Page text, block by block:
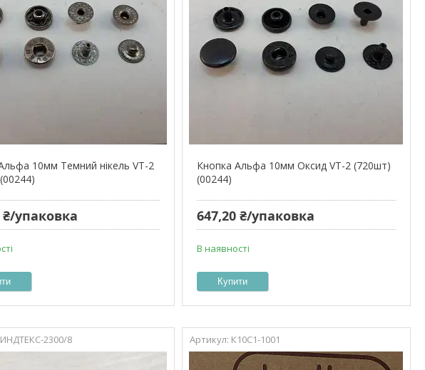
10мм Темний нікель VT-2
₴/упаковка
Кнопка Альфа 10мм Оксид VT-2 (720шт)
(00244)
647,20 ₴/упаковка
В наявності
Купити
2300/8 К10С1-1001